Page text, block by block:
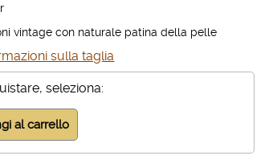
vintage con naturale patina della pelle
sulla taglia
seleziona: